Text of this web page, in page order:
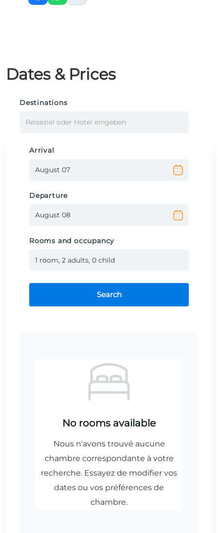
Dates & Prices
Destinations
Reiseziel oder Hotel eingeben
Arrival
Departure
Rooms and occupancy
1 room, 2 adults, 0 child
Search